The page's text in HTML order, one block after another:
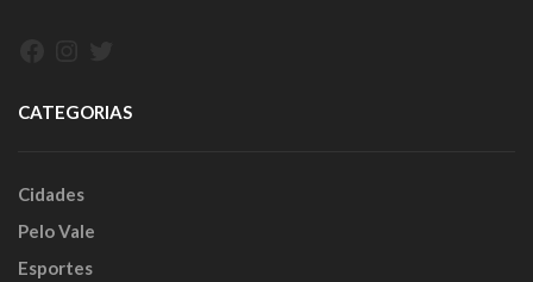
CATEGORIAS
Cidades
Pelo Vale
Esportes